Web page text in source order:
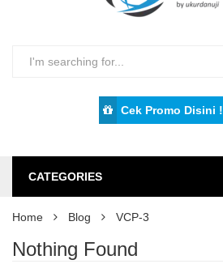
Cek Promo Disini !
CATEGORIES
Home Blog VCP-3
Nothing Found